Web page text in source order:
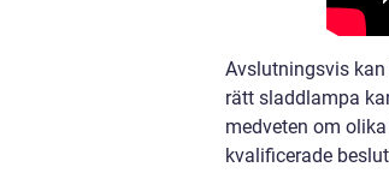
Avslutningsvis
rätt sladdlampa
medveten om
kvalificerade